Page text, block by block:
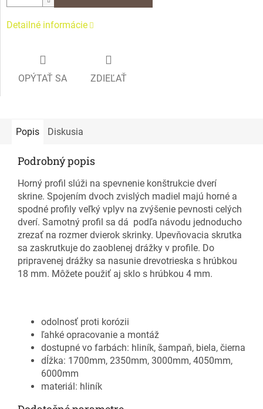
Detailné informácie
OPÝTAŤ SA ZDIEĽAŤ
Popis Diskusia
Podrobný popis
Horný profil slúži na spevnenie konštrukcie dverí
skrine. Spojením dvoch zvislých madiel majú horné a
spodné profily veľký vplyv na zvýšenie pevnosti celých
dverí. Samotný profil sa dá podľa návodu jednoducho
zrezať na rozmer dvierok skrinky. Upevňovacia skrutka
sa zaskrutkuje do zaoblenej drážky v profile. Do
pripravenej drážky sa nasunie drevotrieska s hrúbkou
18 mm. Môžete použiť aj sklo s hrúbkou 4 mm.
odolnosť proti korózii
ľahké opracovanie a montáž
dostupné vo farbách: hliník, šampaň, biela, čierna
dĺžka: 1700mm, 2350mm, 3000mm, 4050mm,
6000mm
materiál: hliník